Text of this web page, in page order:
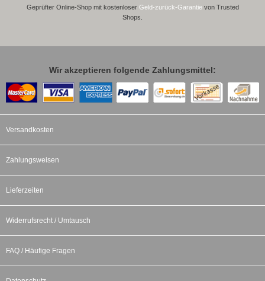
Geprüfter Online-Shop mit kostenloser Geld-zurück-Garantievon Trusted
Shops.
Wir akzeptieren folgende Zahlungsmittel:
Versandkosten
Zahlungsweisen
Lieferzeiten
Widerrufsrecht / Umtausch
FAQ / Häufige Fragen